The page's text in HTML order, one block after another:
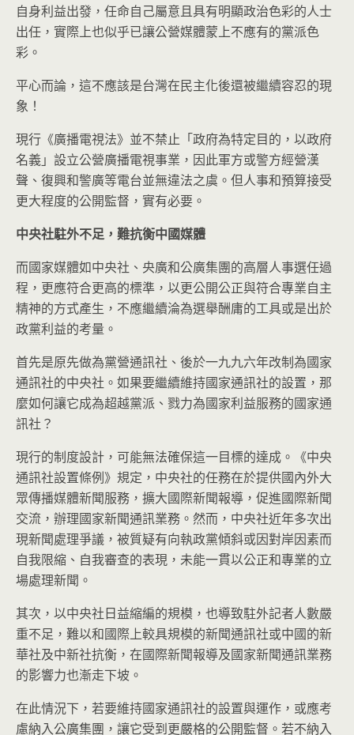
自身利益出發，任命自己屬意且具有明顯政治色彩的人士
出任，實際上也似乎已讓公營媒體蒙上不應有的黨派色
彩。
平心而論，這不應該是台灣在民主化後還被繼續容忍的現
象！
現行《廣播電視法》並不禁止「政府為特定目的，以政府
名義」設立公營廣播電視事業，因此軍方或警方經營漢
聲、復興和警廣等電台並無違法之虞。但人事和預算接受
更大程度的公開監督，實有必要。
中央社駐外不足，難抗衡中國媒體
而國家媒體如中央社、央廣和公廣集團的高層人事選任過
程，更應符合更高的標準，以更公開公正與符合專業自主
精神的方式產生，不應繼續淪為選舉酬庸的工具或是出於
政黨利益的考量。
首先是原先做為黨營通訊社、後於一九九六年改制為國家
通訊社的中央社。如果要繼續維持國家通訊社的設置，那
麼如何讓它成為超越黨派、戮力為國家利益服務的國家通
訊社？
現行的制度設計，可能無法確保這一目標的達成。《中央
通訊社設置條例》規定，中央社的任務在於提供國內外大
眾傳播媒體新聞服務，擴大國際新聞報導，促進國際新聞
交流，辦理國家新聞通訊業務。然而，中央社近年多次出
現新聞處理爭議，被質疑有向執政黨傾斜或因對岸因素而
自我限縮、自我審查的表現，未能一貫以公正和專業的立
場處理新聞。
其次，以中央社日益縮編的規模，也導致駐外記者人數嚴
重不足，難以和國際上較具規模的新聞通訊社或中國的新
華社及中新社抗衡，在國際新聞報導及國家新聞通訊業務
的影響力也漸走下坡。
在此情況下，若要維持國家通訊社的設置與運作，或應考
慮納入公廣集團，讓它受到更嚴格的公開監督。若不納入